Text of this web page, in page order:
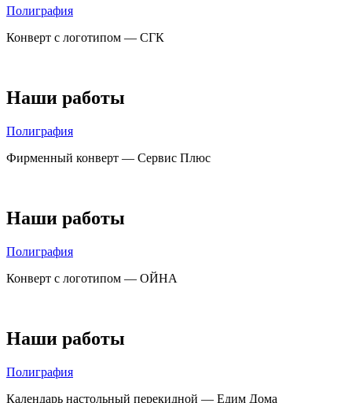
Полиграфия
Конверт с логотипом — СГК
Наши работы
Полиграфия
Фирменный конверт — Сервис Плюс
Наши работы
Полиграфия
Конверт с логотипом — ОЙНА
Наши работы
Полиграфия
Календарь настольный перекидной — Едим Дома